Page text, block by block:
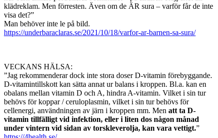
klädreklam. Men förresten. Även om de ÄR sura – varför får de inte
visa det?”
Man behöver inte le på bild.
https://underbaraclaras.se/2021/10/18/varfor-ar-barnen-sa-sura/
VECKANS HÄLSA:
”Jag rekommenderar dock inte stora doser D-vitamin förebyggande.
D-vitamintillskott kan sätta annat ur balans i kroppen. Bl.a. kan en
obalans mellan vitamin D och A, hindra A-vitamin. Vilket i sin tur
behövs för koppar / ceruloplasmin, vilket i sin tur behövs för
cellenergi, användningen av järn i kroppen mm. Men att ta D-
vitamin tillfälligt vid infektion, eller i liten dos någon månad
under vintern vid sidan av torskleverolja, kan vara vettigt.”